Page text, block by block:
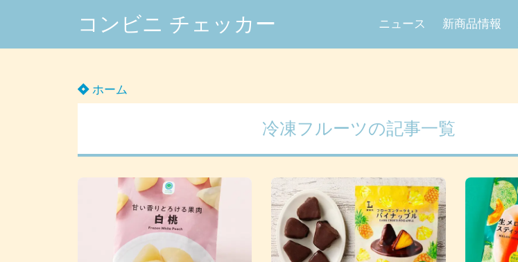
コンビニ チェッカー ニュース 新商品情報
ホーム
冷凍フルーツの記事一覧